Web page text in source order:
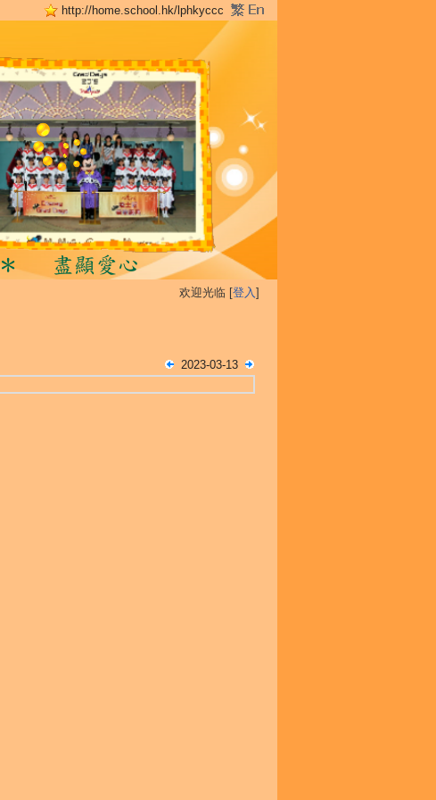
http://home.school.hk/lphkyccc
欢迎光临 [登入]
2023-03-13